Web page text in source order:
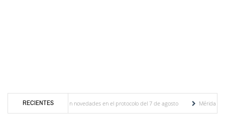
RECIENTES
y se conocieron novedades en el protocolo del 7 de agosto
Mérida territorio